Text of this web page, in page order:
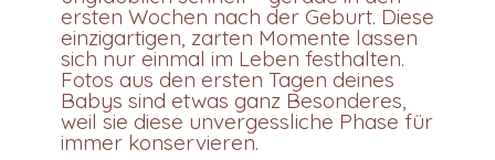
ersten Wochen nach der Geburt. Diese
einzigartigen, zarten Momente lassen
sich nur einmal im Leben festhalten.
Fotos aus den ersten Tagen deines
Babys sind etwas ganz Besonderes,
weil sie diese unvergessliche Phase für
immer konservieren.